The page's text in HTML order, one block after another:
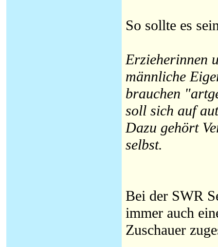
So sollte es
Erzieherinnen
männliche
brauchen
soll sich auf
Dazu gehört
selbst.
Bei der SWR
immer auch
Zuschauer